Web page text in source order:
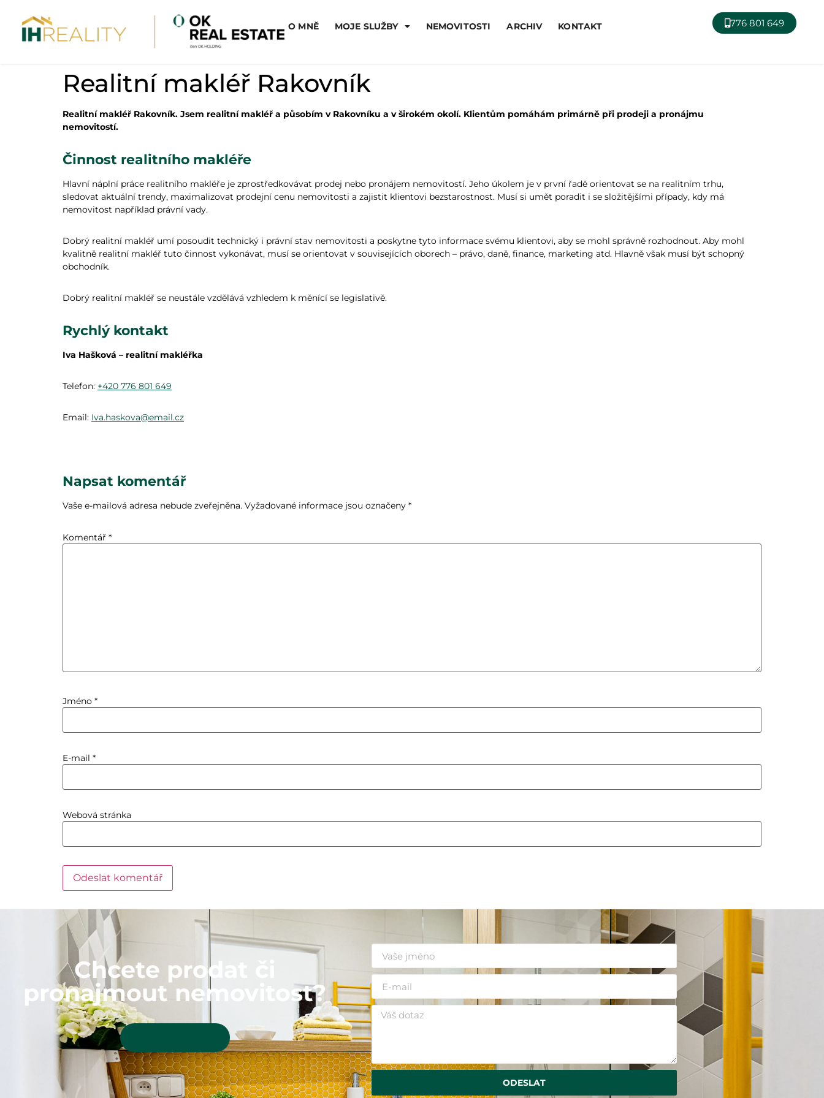
O MNĚ MOJE SLUŽBY NEMOVITOSTI ARCHIV KONTAKT 776 801 649
Realitní makléř Rakovník
Realitní makléř Rakovník. Jsem realitní makléř a působím v Rakovníku a v širokém okolí. Klientům pomáhám primárně při prodeji a pronájmu
nemovitostí.
Činnost realitního makléře
Hlavní náplní práce realitního makléře je zprostředkovávat prodej nebo pronájem nemovitostí. Jeho úkolem je v první řadě orientovat se na realitním trhu,
sledovat aktuální trendy, maximalizovat prodejní cenu nemovitosti a zajistit klientovi bezstarostnost. Musí si umět poradit i se složitějšími případy, kdy má
nemovitost například právní vady.
Dobrý realitní makléř umí posoudit technický i právní stav nemovitosti a poskytne tyto informace svému klientovi, aby se mohl správně rozhodnout. Aby mohl
kvalitně realitní makléř tuto činnost vykonávat, musí se orientovat v souvisejících oborech – právo, daně, finance, marketing atd. Hlavně však musí být schopný
obchodník.
Dobrý realitní makléř se neustále vzdělává vzhledem k měnící se legislativě.
Rychlý kontakt
Iva Hašková – realitní makléřka
Telefon: +420 776 801 649
Email: Iva.haskova@email.cz
Napsat komentář
Vaše e-mailová adresa nebude zveřejněna. Vyžadované informace jsou označeny *
Komentář *
Jméno *
E-mail *
Webová stránka
Chcete prodat či
pronajmout nemovitost?
ODESLAT